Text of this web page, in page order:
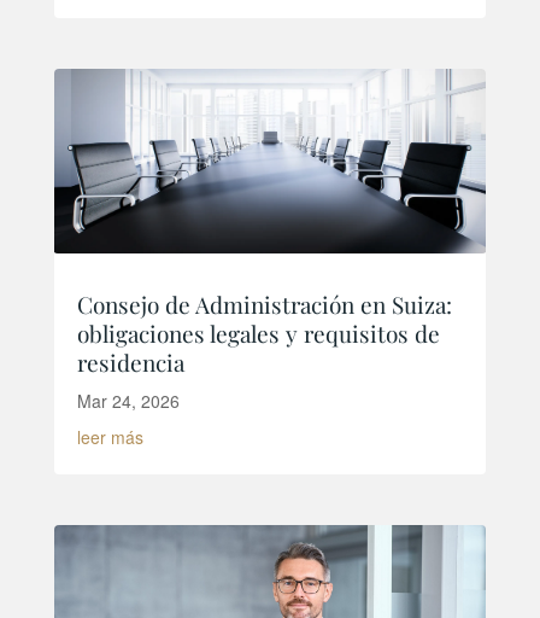
Consejo de Administración en Suiza:
obligaciones legales y requisitos de
residencia
Mar 24, 2026
leer más